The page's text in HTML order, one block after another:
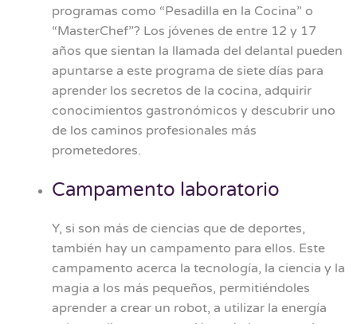
programas como “Pesadilla en la Cocina” o
“MasterChef”? Los jóvenes de entre 12 y 17
años que sientan la llamada del delantal pueden
apuntarse a este programa de siete días para
aprender los secretos de la cocina, adquirir
conocimientos gastronómicos y descubrir uno
de los caminos profesionales más
prometedores.
Campamento laboratorio
Y, si son más de ciencias que de deportes,
también hay un campamento para ellos. Este
campamento acerca la tecnología, la ciencia y la
magia a los más pequeños, permitiéndoles
aprender a crear un robot, a utilizar la energía